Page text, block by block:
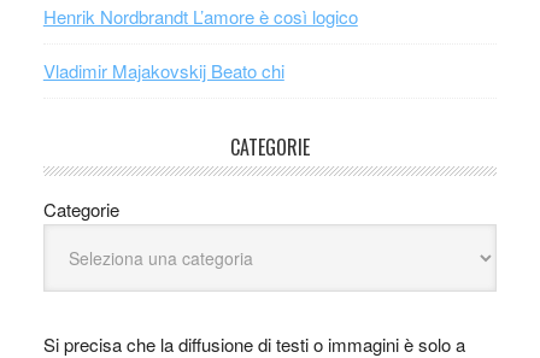
Henrik Nordbrandt L’amore è così logico
Vladimir Majakovskij Beato chi
CATEGORIE
Categorie
Si precisa che la diffusione di testi o immagini è solo a